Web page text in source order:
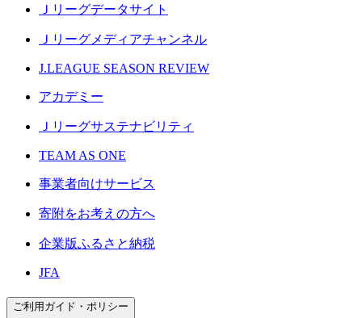
Ｊリーグデータサイト
Ｊリーグメディアチャンネル
J.LEAGUE SEASON REVIEW
アカデミー
Ｊリーグサステナビリティ
TEAM AS ONE
事業者向けサービス
寄附をお考えの方へ
企業版ふるさと納税
JFA
ご利用ガイド・ポリシー